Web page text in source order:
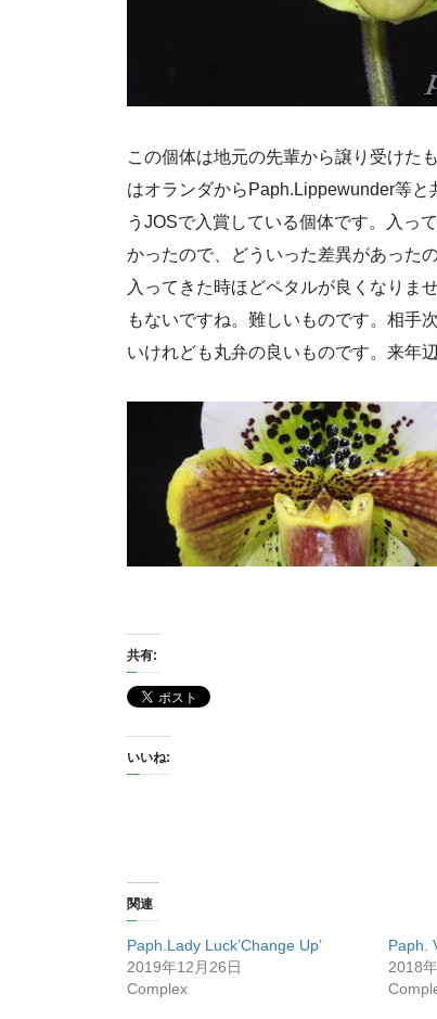
この個体は地元の先輩から譲り受けた
はオランダからPaph.Lippewunder等と
うJOSで入賞している個体です。入っ
かったので、どういった差異があった
入ってきた時ほどペタルが良くなりま
もないですね。難しいものです。相手
いけれども丸弁の良いものです。来年
共有:
いいね:
関連
Paph.Lady Luck’Change Up’
2019年12月26日
Complex
Paph.
2018